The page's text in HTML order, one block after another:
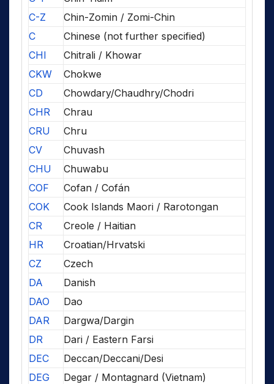
C-Z
Chin-Zomin / Zomi-Chin
C
Chinese (not further specified)
CHI
Chitrali / Khowar
CKW
Chokwe
CD
Chowdary/Chaudhry/Chodri
CHR
Chrau
CRU
Chru
CV
Chuvash
CHU
Chuwabu
COF
Cofan / Cofán
COK
Cook Islands Maori / Rarotongan
CR
Creole / Haitian
HR
Croatian/Hrvatski
CZ
Czech
DA
Danish
DAO
Dao
DAR
Dargwa/Dargin
DR
Dari / Eastern Farsi
DEC
Deccan/Deccani/Desi
DEG
Degar / Montagnard (Vietnam)